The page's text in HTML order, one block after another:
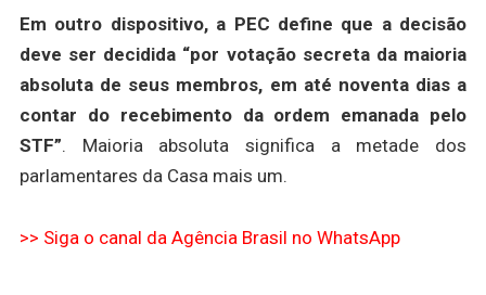
Em outro dispositivo, a PEC define que a decisão
deve ser decidida “por votação secreta da maioria
absoluta de seus membros, em até noventa dias a
contar do recebimento da ordem emanada pelo
STF”. Maioria absoluta significa a metade dos
parlamentares da Casa mais um.
>> Siga o canal da Agência Brasil no WhatsApp